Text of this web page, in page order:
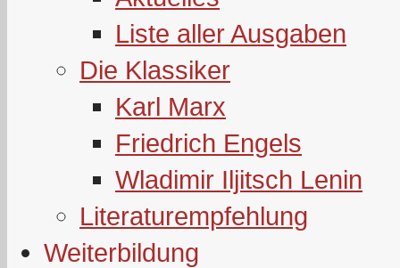
Liste aller Ausgaben
Die Klassiker
Karl Marx
Friedrich Engels
Wladimir Iljitsch Lenin
Literaturempfehlung
Weiterbildung